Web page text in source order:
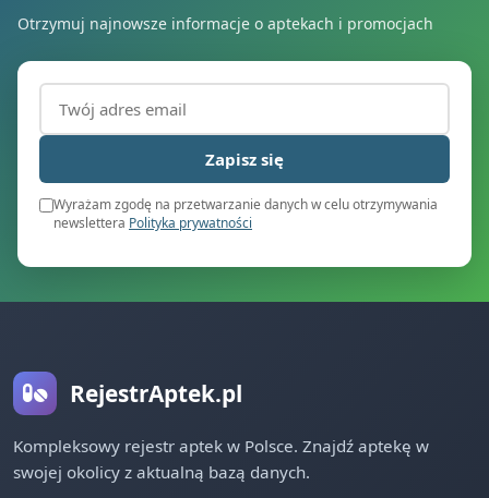
Otrzymuj najnowsze informacje o aptekach i promocjach
Adres email (wymagany)
Zapisz się
Wyrażam zgodę na przetwarzanie danych w celu otrzymywania
newslettera Polityka prywatności
RejestrAptek.pl
Kompleksowy rejestr aptek w Polsce. Znajdź aptekę w
swojej okolicy z aktualną bazą danych.